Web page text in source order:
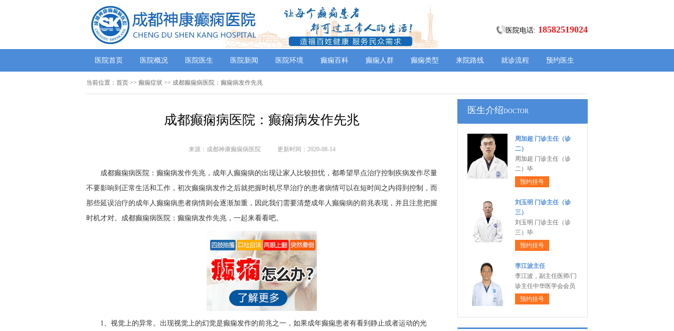
医院电话: 18582519024
医院首页 医院概况 医院医生 医院新闻 医院环境 癫痫百科 癫痫人群 癫痫类型 来院路线 就诊流程 预约医生
当前位置： 首页 >> 癫痫症状 >> 成都癫痫病医院：癫痫病发作先兆
成都癫痫病医院：癫痫病发作先兆
来源：成都神康癫痫病医院 更新时间：2020-08-14
成都癫痫病医院：癫痫病发作先兆，成年人癫痫病的出现让家人比较担忧，都希望早点治疗控制疾病发作尽量
不要影响到正常生活和工作，初次癫痫病发作之后就把握时机尽早治疗的患者病情可以在短时间之内得到控制，而
那些延误治疗的成年人癫痫病患者病情则会逐渐加重，因此我们需要清楚成年人癫痫病的前兆表现，并且注意把握
时机才对。成都癫痫病医院：癫痫病发作先兆，一起来看看吧。
1、视觉上的异常。出现视觉上的幻觉是癫痫发作的前兆之一，如果成年癫痫患者有看到静止或者运动的光
医生介绍DOCTOR
周加超 门诊主任（诊
二）
周加超 门诊主任（诊
二）毕
预约挂号
刘玉明 门诊主任（诊
三）
刘玉明 门诊主任（诊
三）毕
预约挂号
李江波主任
李江波，副主任医师/门
诊主任中华医学会会员
预约挂号